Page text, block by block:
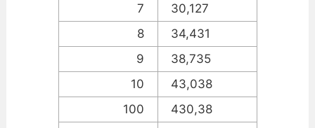
7
30,127
8
34,431
9
38,735
10
43,038
100
430,38